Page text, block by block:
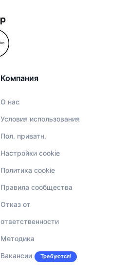
Компания
О нас
Условия использования
Пол. приватн.
Настройки cookie
Политика cookie
Правила сообщества
Отказ от
ответственности
Методика
Вакансии Требуются!